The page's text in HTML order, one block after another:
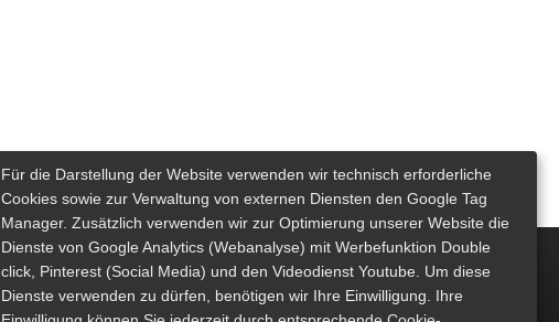
Für die Darstellung der Website verwenden wir technisch erforderliche
Cookies sowie zur Verwaltung von externen Diensten den Google Tag
Manager. Zusätzlich verwenden wir zur Optimierung unserer Website die
Dienste von Google Analytics (Webanalyse) mit Werbefunktion Double
click, Pinterest (Social Media) und den Videodienst Youtube. Um diese
Dienste verwenden zu dürfen, benötigen wir Ihre Einwilligung. Ihre